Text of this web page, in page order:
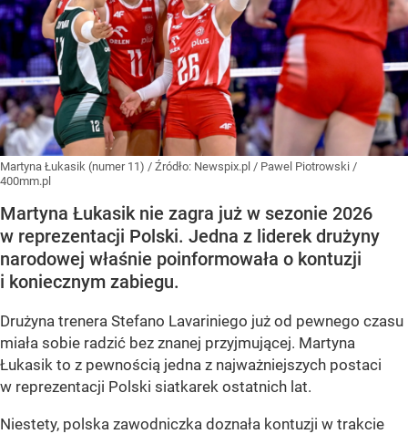
Martyna Łukasik (numer 11) / Źródło: Newspix.pl / Pawel Piotrowski /
400mm.pl
Martyna Łukasik nie zagra już w sezonie 2026
w reprezentacji Polski. Jedna z liderek drużyny
narodowej właśnie poinformowała o kontuzji
i koniecznym zabiegu.
Drużyna trenera Stefano Lavariniego już od pewnego czasu
miała sobie radzić bez znanej przyjmującej. Martyna
Łukasik to z pewnością jedna z najważniejszych postaci
w reprezentacji Polski siatkarek ostatnich lat.
Niestety, polska zawodniczka doznała kontuzji w trakcie